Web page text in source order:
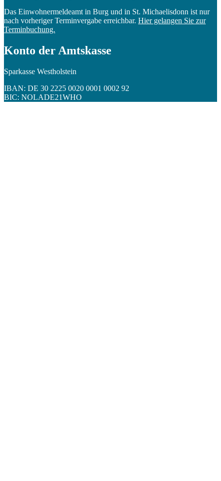
Das Einwohnermeldeamt in Burg und in St. Michaelisdonn ist nur
nach vorheriger Terminvergabe erreichbar. Hier gelangen Sie zur
Terminbuchung.
Konto der Amtskasse
Sparkasse Westholstein
IBAN: DE 30 2225 0020 0001 0002 92
BIC: NOLADE21WHO